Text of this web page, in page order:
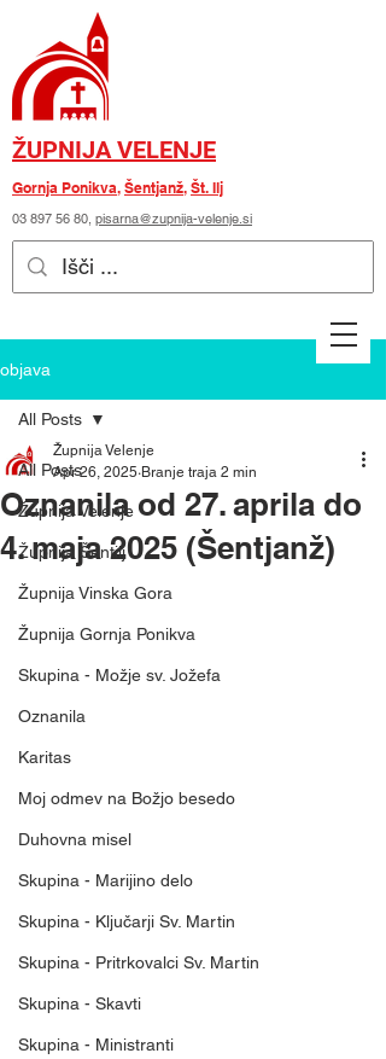
ŽUPNIJA VELENJE
Gornja Ponikva, Šentjanž, Št. Ilj
03 897 56 80, pisarna@zupnija-velenje.si
objava
All Posts
Župnija Velenje
Župnija Šentilj
Župnija Vinska Gora
Župnija Gornja Ponikva
Skupina - Možje sv. Jožefa
Oznanila
Karitas
Moj odmev na Božjo besedo
Duhovna misel
Skupina - Marijino delo
Skupina - Ključarji Sv. Martin
Skupina - Pritrkovalci Sv. Martin
Skupina - Skavti
Skupina - Ministranti
All Posts
Oznanila od 27. aprila do
4. maja 2025 (Šentjanž)
Župnija Velenje
Apr 26, 2025 Branje traja 2 min